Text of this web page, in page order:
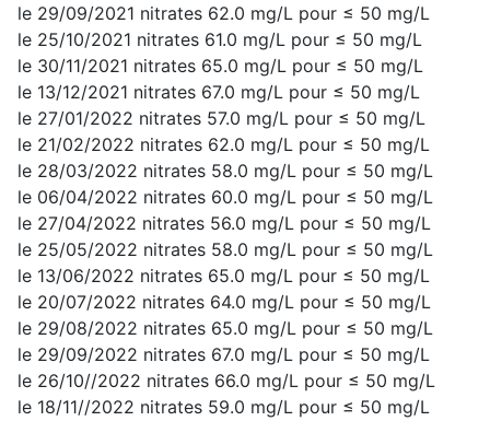
le 29/09/2021 nitrates 62.0 mg/L pour ≤ 50 mg/L
le 25/10/2021 nitrates 61.0 mg/L pour ≤ 50 mg/L
le 30/11/2021 nitrates 65.0 mg/L pour ≤ 50 mg/L
le 13/12/2021 nitrates 67.0 mg/L pour ≤ 50 mg/L
le 27/01/2022 nitrates 57.0 mg/L pour ≤ 50 mg/L
le 21/02/2022 nitrates 62.0 mg/L pour ≤ 50 mg/L
le 28/03/2022 nitrates 58.0 mg/L pour ≤ 50 mg/L
le 06/04/2022 nitrates 60.0 mg/L pour ≤ 50 mg/L
le 27/04/2022 nitrates 56.0 mg/L pour ≤ 50 mg/L
le 25/05/2022 nitrates 58.0 mg/L pour ≤ 50 mg/L
le 13/06/2022 nitrates 65.0 mg/L pour ≤ 50 mg/L
le 20/07/2022 nitrates 64.0 mg/L pour ≤ 50 mg/L
le 29/08/2022 nitrates 65.0 mg/L pour ≤ 50 mg/L
le 29/09/2022 nitrates 67.0 mg/L pour ≤ 50 mg/L
le 26/10//2022 nitrates 66.0 mg/L pour ≤ 50 mg/L
le 18/11//2022 nitrates 59.0 mg/L pour ≤ 50 mg/L